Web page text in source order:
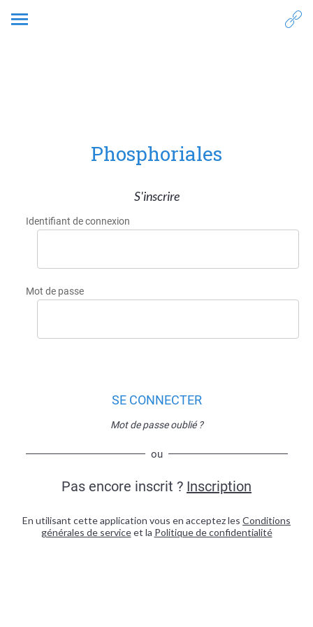
Phosphoriales
S'inscrire
Identifiant de connexion
Mot de passe
SE CONNECTER
Mot de passe oublié ?
ou
Pas encore inscrit ? Inscription
En utilisant cette application vous en acceptez les Conditions
générales de serviceet la Politique de confidentialité